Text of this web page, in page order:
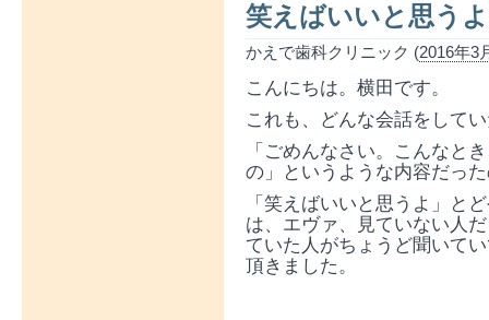
笑えばいいと思う
かえで歯科クリニック (2016年3
こんにちは。横田です。
これも、どんな会話をして
「ごめんなさい。こんなと
の」というような内容だっ
「笑えばいいと思うよ」と
は、エヴァ、見ていない人
ていた人がちょうど聞いて
頂きました。